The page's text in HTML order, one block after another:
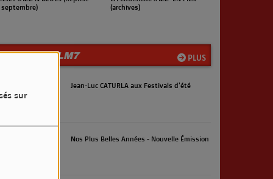
sur
(Reprise en septembre)
PLUS
INFOS LM7
Jean-Luc CATURLA aux Festivals d'été
Nos Plus Belles Années - Nouvelle Émission